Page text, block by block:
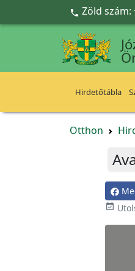
Ugrás a fő tartalomra
 Zöld szám:
Hirdetőtábla
Otthon
